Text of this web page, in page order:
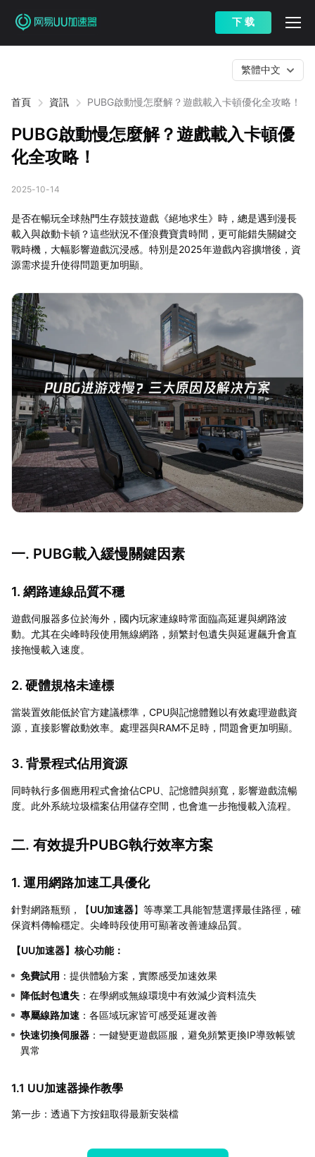
下 载
首頁 資訊 PUBG啟動慢怎麼解？遊戲載入卡頓優化全攻略！
繁體中文
PUBG啟動慢怎麼解？遊戲載入卡頓優
化全攻略！
2025-10-14
是否在暢玩全球熱門生存競技遊戲《絕地求生》時，總是遇到漫長
載入與啟動卡頓？這些狀況不僅浪費寶貴時間，更可能錯失關鍵交
戰時機，大幅影響遊戲沉浸感。特別是2025年遊戲內容擴增後，資
源需求提升使得問題更加明顯。
一. PUBG載入緩慢關鍵因素
1. 網路連線品質不穩
遊戲伺服器多位於海外，國内玩家連線時常面臨高延遲與網路波
動。尤其在尖峰時段使用無線網路，頻繁封包遺失與延遲飆升會直
接拖慢載入速度。
2. 硬體規格未達標
當裝置效能低於官方建議標準，CPU與記憶體難以有效處理遊戲資
源，直接影響啟動效率。處理器與RAM不足時，問題會更加明顯。
3. 背景程式佔用資源
同時執行多個應用程式會搶佔CPU、記憶體與頻寬，影響遊戲流暢
度。此外系統垃圾檔案佔用儲存空間，也會進一步拖慢載入流程。
二. 有效提升PUBG執行效率方案
1. 運用網路加速工具優化
針對網路瓶頸，【UU加速器】等專業工具能智慧選擇最佳路徑，確
保資料傳輸穩定。尖峰時段使用可顯著改善連線品質。
【UU加速器】核心功能：
免費試用 ：提供體驗方案，實際感受加速效果
降低封包遺失 ：在學網或無線環境中有效減少資料流失
專屬線路加速 ：各區域玩家皆可感受延遲改善
快速切換伺服器 ：一鍵變更遊戲區服，避免頻繁更換IP導致帳號
異常
1.1 UU加速器操作教學
第一步：透過下方按鈕取得最新安裝檔